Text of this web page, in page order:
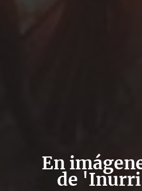
En
de